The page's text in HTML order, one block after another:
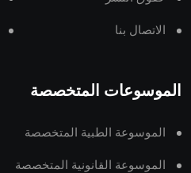
الاتصال بنا
الموسوعات المتخصصة
الموسوعة الطبية المتخصصة
الموسوعة القانونية المتخصصة